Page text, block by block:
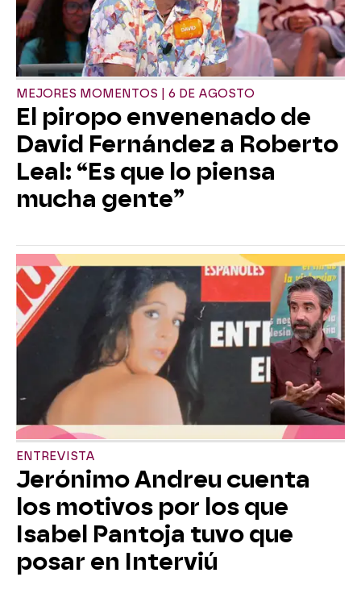
MEJORES MOMENTOS | 6 DE AGOSTO
El piropo envenenado de
David Fernández a Roberto
Leal: “Es que lo piensa
mucha gente”
ENTREVISTA
Jerónimo Andreu cuenta
los motivos por los que
Isabel Pantoja tuvo que
posar en Interviú